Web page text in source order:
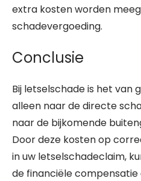
extra kosten worden
schadevergoeding.
Conclusie
Bij letselschade is het van
alleen naar de directe
naar de bijkomende
Door deze kosten op
in uw letselschadeclaim,
de financiële